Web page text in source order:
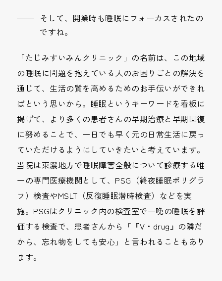
そして、開業時も睡眠にフォーカスされたの
ですね。
「たじみすいみんクリニック」の名前は、この地域
の睡眠に問題を抱えている人のお困りごとの解決を
通じて、生活の質を高めるためのお手伝いができれ
ばという思いから。睡眠というキーワードを看板に
掲げて、より多くの患者さんの早期治療と早期回復
に努めることで、一日でも早く元の日常生活に戻っ
ていただけるようにしていきたいと考えています。
当院は東濃地方で睡眠障害全般について診療する唯
一の専門医療機関として、PSG（終夜睡眠ポリグラ
フ）検査やMSLT（反復睡眠潜時検査）などを実
施。PSGはクリニック内の検査室で一晩の睡眠を評
価する検査で、患者さんから「『V・drug』の隣だ
から、忘れ物をしても安心」と言われることもあり
ます。